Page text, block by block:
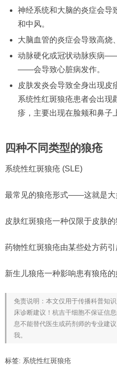
神经系统和大脑的炎症会导
和中风。
大脑血管的炎症会导致高烧
动脉硬化或冠状动脉疾病
——会导致心脏病发作。
皮肤发炎会导致全身出现皮
系统性红斑狼疮患者会出
疹，主要出现在脸颊和鼻子
四种不同类型的狼疮
系统性红斑狼疮 (SLE)
最常见的狼疮形式——这就是大
皮肤红斑狼疮一种仅限于皮肤的
药物性红斑狼疮由某些处方药引
新生儿狼疮一种影响患有狼疮的
免责说明：本文仅用于传播科普知
床诊断建议！杭吉干细胞不保证信
息不能替代医生或药剂师的专业建
我。
标签: 系统性红斑狼疮